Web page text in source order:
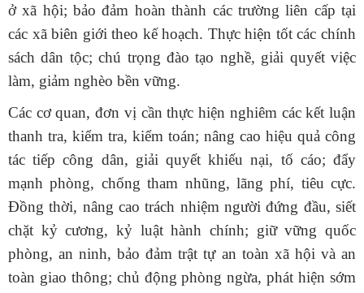
ở xã hội; bảo đảm hoàn thành các trường liên cấp tại
các xã biên giới theo kế hoạch. Thực hiện tốt các chính
sách dân tộc; chú trọng đào tạo nghề, giải quyết việc
làm, giảm nghèo bền vững.
Các cơ quan, đơn vị cần thực hiện nghiêm các kết luận
thanh tra, kiểm tra, kiểm toán; nâng cao hiệu quả công
tác tiếp công dân, giải quyết khiếu nại, tố cáo; đẩy
mạnh phòng, chống tham nhũng, lãng phí, tiêu cực.
Đồng thời, nâng cao trách nhiệm người đứng đầu, siết
chặt kỷ cương, kỷ luật hành chính; giữ vững quốc
phòng, an ninh, bảo đảm trật tự an toàn xã hội và an
toàn giao thông; chủ động phòng ngừa, phát hiện sớm